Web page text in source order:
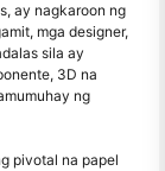
ay nagkaroon ng
mga designer,
sila ay
3D na
ng
pivotal na papel